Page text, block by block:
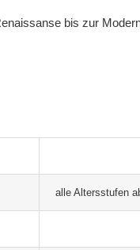
bis zur
alle Altersstufen